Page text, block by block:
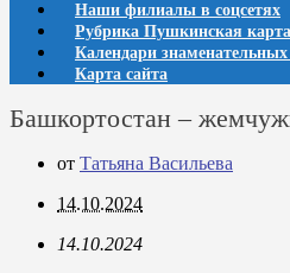
Наши филиалы в соцсетях
Рубрика Пушкинская карта
Календари знаменательных
Карта сайта
Башкортостан –
от Татьяна Васильева
14.10.2024
14.10.2024